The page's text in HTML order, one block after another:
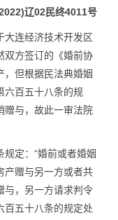
辽02民终4011号
大连经济技术开发区
双方签订的《婚前协
，但根据民法典婚姻
六百五十八条的规
赠与，故此一审法院
定：“婚前或者婚姻
产赠与另一方或者共
与，另一方请求判令
百五十八条的规定处